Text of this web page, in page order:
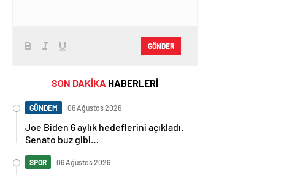
GÖNDER
SON DAKİKA HABERLERİ
GÜNDEM 06 Ağustos 2026
Joe Biden 6 aylık hedeflerini açıkladı.
Senato buz gibi…
SPOR 06 Ağustos 2026